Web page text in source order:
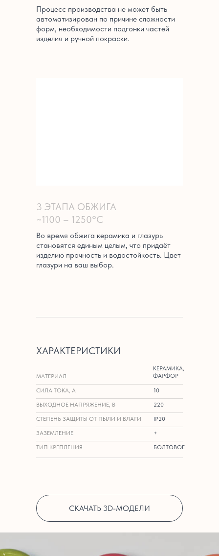
3 ЭТАПА ОБЖИГА
~1100 – 1250°C
Процесс производства не может быть
автоматизирован по причине сложности
форм, необходимости подгонки частей
изделия и ручной покраски.
Во время обжига керамика и глазурь
становятся единым целым, что придаёт
изделию прочность и водостойкость. Цвет
глазури на ваш выбор.
МАТЕРИАЛ
КЕРАМИКА,
ФАРФОР
СИЛА ТОКА, А 10
ВЫХОДНОЕ НАПРЯЖЕНИЕ, В 220
СТЕПЕНЬ ЗАЩИТЫ ОТ ПЫЛИ И ВЛАГИ IP20
ЗАЗЕМЛЕНИЕ +
ТИП КРЕПЛЕНИЯ БОЛТОВОЕ
ХАРАКТЕРИСТИКИ
СКАЧАТЬ 3D-МОДЕЛИ